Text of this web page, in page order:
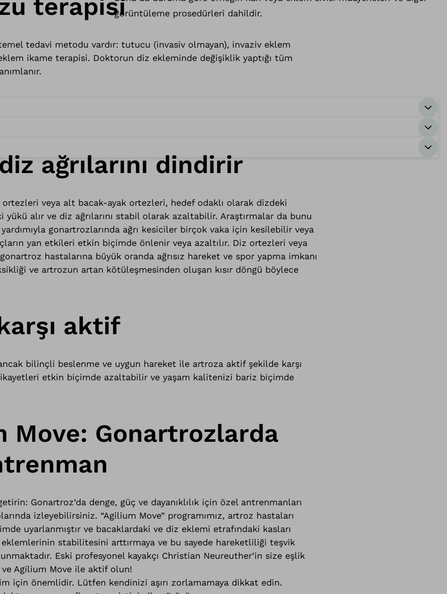
görüntüleme prosedürleri dahildir.
terapisi
tedavi metodu vardır: tutucu (invasiv olmayan), invaziv eklem
ikame terapisi. Doktorun diz ekleminde değişiklik yaptığı tüm
ağrılarını dindirir
veya alt bacak-ayak ortezleri, hedef odaklı olarak dizdeki
yükü alır ve diz ağrılarını stabil olarak azaltabilir. Araştırmalar da bunu
gonartrozlarında ağrı kesiciler birçok vaka için kesilebilir veya
yan etkileri etkin biçimde önlenir veya azaltılır. Diz ortezleri veya
hastalarına büyük oranda ağrısız hareket ve spor yapma imkanı
ve artrozun artan kötüleşmesinden oluşan kısır döngü böylece
aktif
bilinçli beslenme ve uygun hareket ile artroza aktif şekilde karşı
etkin biçimde azaltabilir ve yaşam kalitenizi bariz biçimde
Move: Gonartrozlarda
Gonartroz’da denge, güç ve dayanıklılık için özel antrenmanları
izleyebilirsiniz. “Agilium Move” programımız, artroz hastaları
uyarlanmıştır ve bacaklardaki ve diz eklemi etrafındaki kasları
stabilitesini arttırmaya ve bu sayede hareketliliği teşvik
Eski profesyonel kayakçı Christian Neureuther’in size eşlik
Agilium Move ile aktif olun!
için önemlidir. Lütfen kendinizi aşırı zorlamamaya dikkat edin.